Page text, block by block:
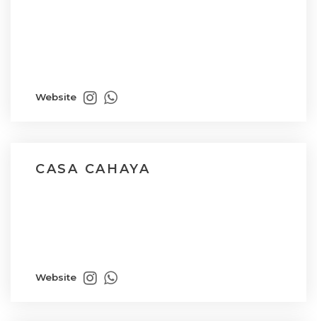
Website
CASA CAHAYA
Website